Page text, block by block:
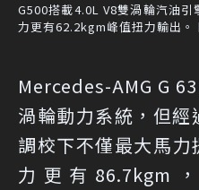
G500搭載4.0L V8雙渦輪汽油
力更有62.2kgm峰值扭力輸出。
Mercedes-AMG G
渦輪動力系統，但經
調校下不僅最大馬
力更有86.7kgm